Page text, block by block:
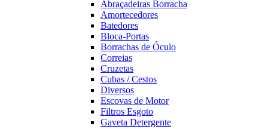
Abraçadeiras Borracha
Amortecedores
Batedores
Bloca-Portas
Borrachas de Óculo
Correias
Cruzetas
Cubas / Cestos
Diversos
Escovas de Motor
Filtros Esgoto
Gaveta Detergente